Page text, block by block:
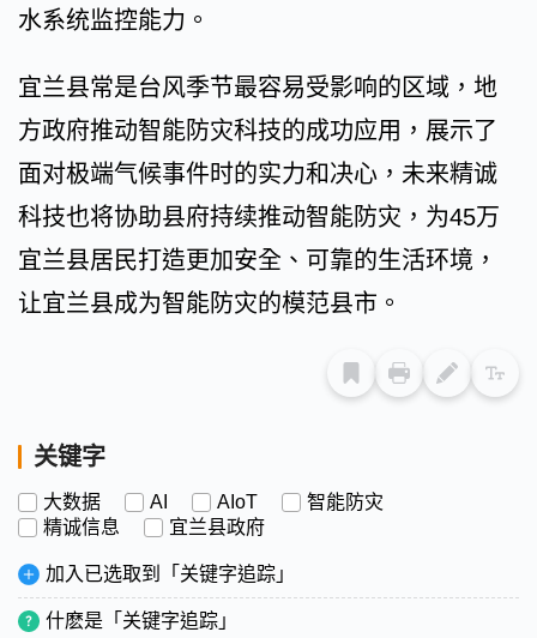
水系统监控能力。
宜兰县常是台风季节最容易受影响的区域，地
方政府推动智能防灾科技的成功应用，展示了
面对极端气候事件时的实力和决心，未来精诚
科技也将协助县府持续推动智能防灾，为45万
宜兰县居民打造更加安全、可靠的生活环境，
让宜兰县成为智能防灾的模范县市。
关键字
大数据 AI AIoT
智能防灾
精诚信息
宜兰县政府
加入已选取到「关键字追踪」
什麽是「关键字追踪」